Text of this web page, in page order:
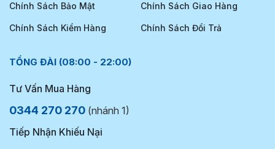
Chính Sách Bảo Mật Chính Sách Giao Hàng
Chính Sách Kiểm Hàng Chính Sách Đổi Trả
TỔNG ĐÀI (08:00 - 22:00)
Tư Vấn Mua Hàng
0344 270 270 (nhánh 1)
Tiếp Nhận Khiếu Nại